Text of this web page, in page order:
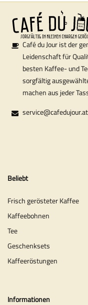
Café du Jour ist der
Leidenschaft für
besten Kaffee- und
sorgfältig
machen aus jeder
service@cafedujour.at
Beliebt
Frisch gerösteter Kaffee
Kaffeebohnen
Tee
Geschenksets
Kaffeeröstungen
Informationen